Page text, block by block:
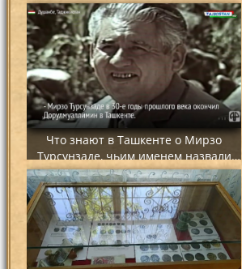
Что знают в Ташкенте о Мирзо
Турсунзаде, чьим именем назвали
станцию метро?